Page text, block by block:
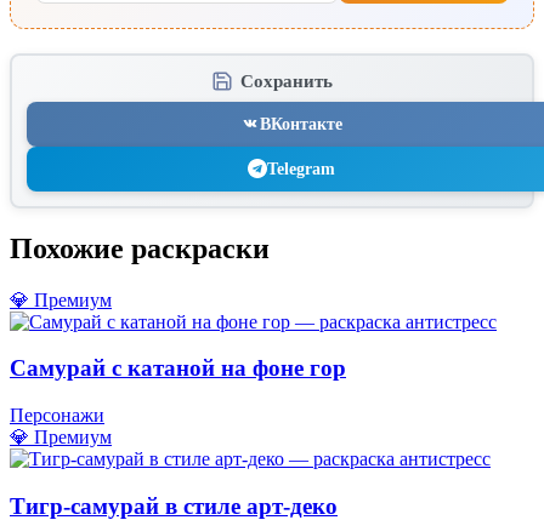
Сохранить
ВКонтакте
Telegram
Похожие раскраски
💎 Премиум
Самурай с катаной на фоне гор
Персонажи
💎 Премиум
Тигр-самурай в стиле арт-деко